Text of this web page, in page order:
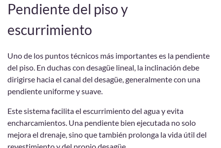
Pendiente del piso y
escurrimiento
Uno de los puntos técnicos más importantes es la pendiente
del piso. En duchas con desagüe lineal, la inclinación debe
dirigirse hacia el canal del desagüe, generalmente con una
pendiente uniforme y suave.
Este sistema facilita el escurrimiento del agua y evita
encharcamientos. Una pendiente bien ejecutada no solo
mejora el drenaje, sino que también prolonga la vida útil del